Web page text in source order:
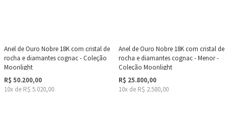
Anel de Ouro Nobre 18K com cristal de
rocha e diamantes cognac - Coleção
Moonlight
R$ 50.200,00
10x de R$ 5.020,00
Anel de Ouro Nobre 18K com cristal de
rocha e diamantes cognac - Menor -
Coleção Moonlight
R$ 25.800,00
10x de R$ 2.580,00